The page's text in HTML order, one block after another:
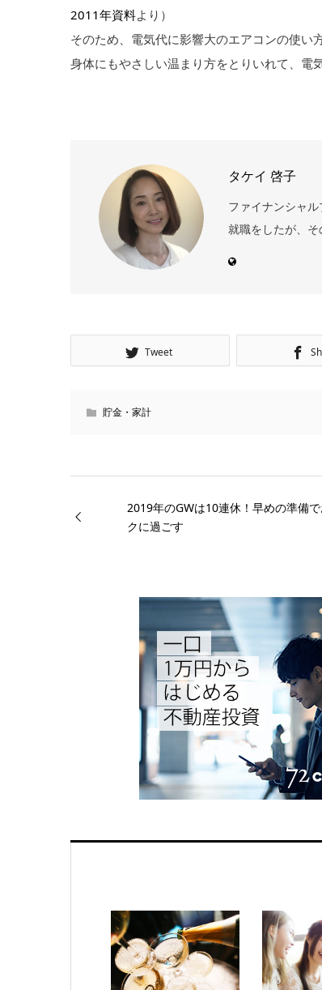
2011年資料より）
そのため、電気代に影響大のエアコンの使い
身体にもやさしい温まり方をとりいれて、電
タケイ 啓子
ファイナンシャ
就職をしたが、
Tweet
貯金・家計
2019年のGWは10連休！早めの準備で
クに過ごす